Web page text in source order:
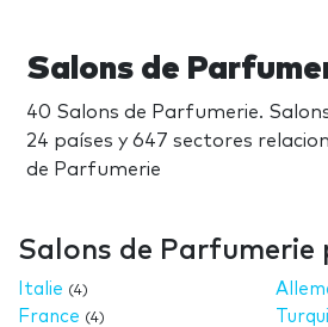
Salons de
40 Salons de Parfumerie.
24 países y 647 sectores
de Parfumerie
Salons de Parfumerie
Italie (4)
France (4)